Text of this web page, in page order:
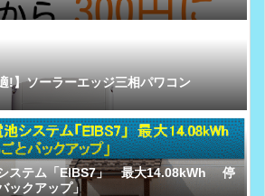
!】ソーラーエッジ三相パワコン
システム「EIBS7」 最大14.08kWh 停
ックアップ」